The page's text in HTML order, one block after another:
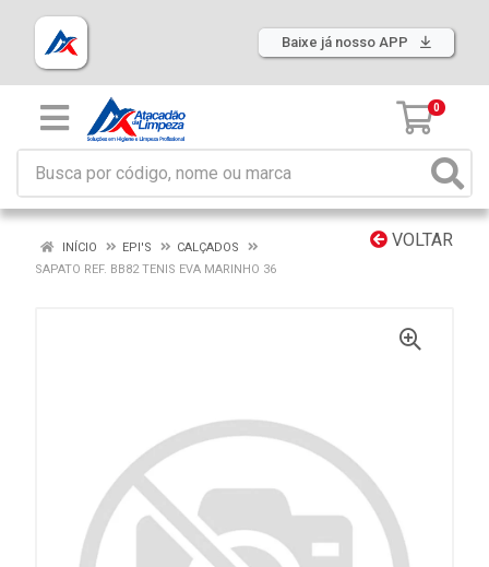
Baixe já nosso APP
0
VOLTAR
INÍCIO EPI'S
CALÇADOS
SAPATO REF. BB82 TENIS EVA MARINHO 36